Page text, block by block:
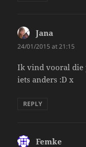
Jana
24/01/2015 at 21:15
Ik vind vooral die
iets anders :D x
REPLY
Femke